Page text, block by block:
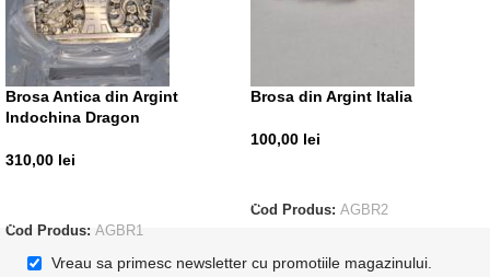
Brosa Antica din Argint
Indochina Dragon
310,00 lei
Cod Produs: AGBR1
Brosa din Argint Italia
100,00 lei
Cod Produs: AGBR2
Vreau sa primesc newsletter cu promotiile magazinului.